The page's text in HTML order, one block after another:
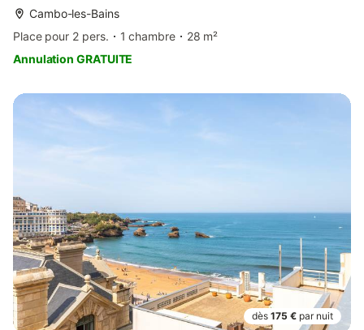
Cambo-les-Bains
Place pour 2 pers.
1 chambre
28 m²
Annulation GRATUITE
dès 175 € par nuit